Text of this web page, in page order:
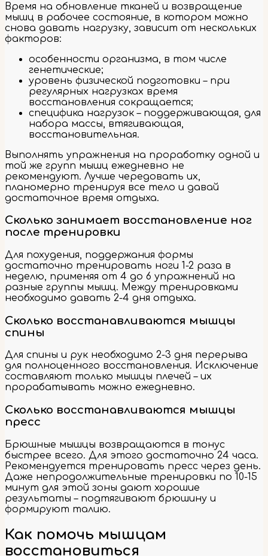
Время на обновление тканей и возвращение
мышц в рабочее состояние, в котором можно
снова давать нагрузку, зависит от нескольких
факторов:
особенности организма, в том числе
генетические;
уровень физической подготовки – при
регулярных нагрузках время
восстановления сокращается;
специфика нагрузок – поддерживающая, для
набора массы, втягивающая,
восстановительная.
Выполнять упражнения на проработку одной и
той же групп мышц ежедневно не
рекомендуют. Лучше чередовать их,
планомерно тренируя все тело и давай
достаточное время отдыха.
Сколько занимает восстановление ног
после тренировки
Для похудения, поддержания формы
достаточно тренировать ноги 1-2 раза в
неделю, применяя от 4 до 6 упражнений на
разные группы мышц. Между тренировками
необходимо давать 2-4 дня отдыха.
Сколько восстанавливаются мышцы
спины
Для спины и рук необходимо 2-3 дня перерыва
для полноценного восстановления. Исключение
составляют только мышцы плечей – их
прорабатывать можно ежедневно.
Сколько восстанавливаются мышцы
пресс
Брюшные мышцы возвращаются в тонус
быстрее всего. Для этого достаточно 24 часа.
Рекомендуется тренировать пресс через день.
Даже непродолжительные тренировки по 10-15
минут для этой зоны дают хорошие
результаты – подтягивают брюшину и
формируют талию.
Как помочь мышцам
восстановиться